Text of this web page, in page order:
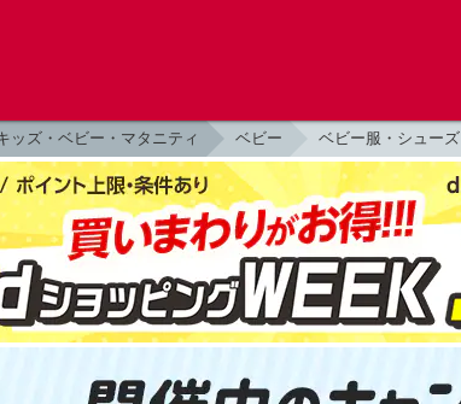
ッズ・ベビー・マタニティ ベビー ベビー服・シューズ